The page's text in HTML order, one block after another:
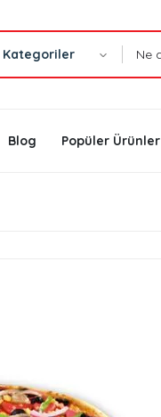
Kategoriler
Blog Popüler Ürünler